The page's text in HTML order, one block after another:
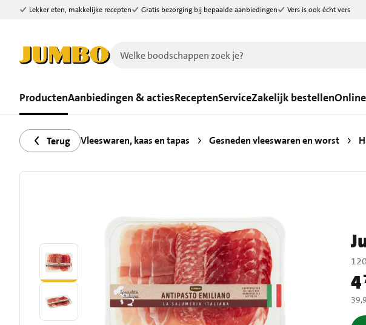
Ga naar zoeken
Ga naar hoofdinhoud
Lekker eten, makkelijke recepten Gratis bezorging bij bepaalde aanbiedingen Vers is ook écht vers
ProductenAanbiedingen & actiesReceptenServiceZakelijk bestellen
Terug Vleeswaren, kaas en tapas Gesneden vleeswaren en worst
4
€